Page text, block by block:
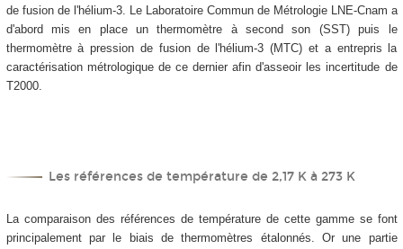
de fusion de l'hélium-3. Le Laboratoire Commun de Métrologie LNE-Cnam a
d'abord mis en place un thermomètre à second son (SST) puis le
thermomètre à pression de fusion de l'hélium-3 (MTC) et a entrepris la
caractérisation métrologique de ce dernier afin d'asseoir les incertitude de
T2000.
Les références de température de 2,17 K à 273 K
La comparaison des références de température de cette gamme se font
principalement par le biais de thermomètres étalonnés. Or une partie